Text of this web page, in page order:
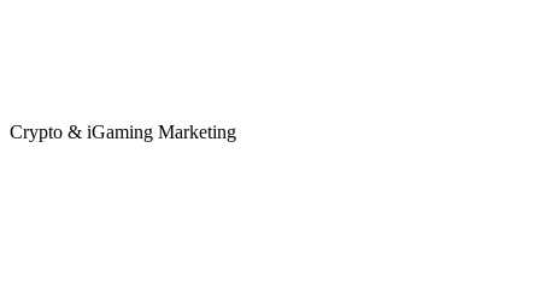
Crypto & iGaming Marketing